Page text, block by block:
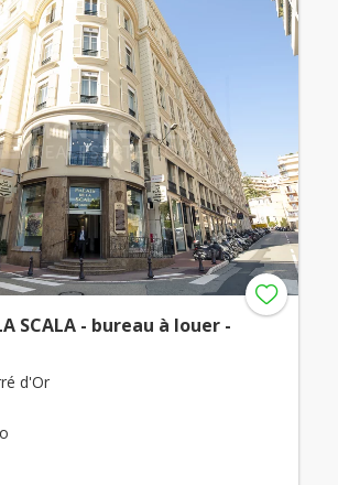
SCALA - bureau à louer -
d'Or